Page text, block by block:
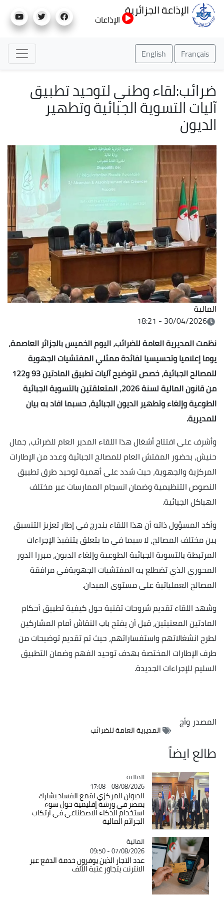
إلى
الإذاعة الجزائرية
الإذاعات
Français
English
ضرائب:لقاء وطني لتوحيد تطبيق
آليات التسوية الجبائية وتطهير
الديون
المالية
30/04/2026 - 18:21
نظمت المديرية العامة للضرائب، اليوم الخميس بالجزائر العاصمة،
يوما إعلاميا وتحسيسيا لفائدة ممثلي المفتشيات الجهوية
للمصالح الجبائية، خصص لتوضيح آليات تطبيق المادتين 93 و122
من قانون المالية لسنة 2026، المتعلقتين بالتسوية الجبائية
الطوعية وإلغاء وتطهير الديون الجبائية، حسبما افاد به بيان
للمديرية.
وأشرف على افتتاح أشغال هذا اللقاء المدير العام للضرائب، جمال
حنيش، بحضور المفتش العام للمصالح الجبائية وعدد من الإطارات
المركزية والجهوية، حيث شدد على أهمية توحيد طرق تطبيق
النصوص التنظيمية وضمان انسجام الممارسات عبر مختلف
الهياكل الجبائية.
وأكد المسؤول ذاته أن هذا اللقاء يندرج في إطار تعزيز التنسيق
بين مختلف المصالح، لا سيما في ما يتعلق بتنفيذ الإجراءات
المرتبطة بالتسوية الجبائية الطوعية وإلغاء الديون، مبرزا الدور
المحوري الذي تضطلع به المفتشيات الجهويةفي مرافقة
المصالح العملياتية على مستوى الميدان.
وشهد اللقاء تقديم شروحات تقنية حول كيفية تطبيق أحكام
المادتين المعنيتين، قبل أن يفتح باب النقاش أمام المشاركين
لطرح انشغالاتهم واستفساراتهم، حيث تم تقديم توضيحات من
طرف الإطارات المختصة بهدف توحيد الفهم وضمان التطبيق
السليم للإجراءات الجديدة.
المصدروأج
المديرية العامة للضرائب
طالع ايضاً
Catégorie
المالية
08/08/2026 - 17:08
الديوان المركزي لقمع الفساد يشارك
بمصر في ورشة إقليمية حول سوء
استخدام الذكاء الاصطناعي في ارتكاب
الجرائم المالية
Catégorie
المالية
07/08/2026 - 09:50
عدد التجار الذين يوفرون خدمة الدفع عبر
الانترنت يتجاوز عتبة الألف